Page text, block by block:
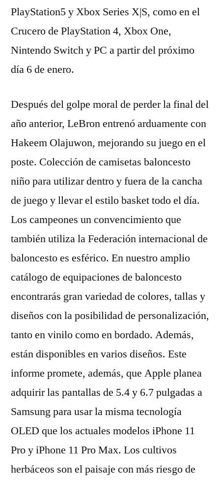
PlayStation5 y Xbox Series X|S, como en el
Crucero de PlayStation 4, Xbox One,
Nintendo Switch y PC a partir del próximo
día 6 de enero.
Después del golpe moral de perder la final del
año anterior, LeBron entrenó arduamente con
Hakeem Olajuwon, mejorando su juego en el
poste. Colección de camisetas baloncesto
niño para utilizar dentro y fuera de la cancha
de juego y llevar el estilo basket todo el día.
Los campeones un convencimiento que
también utiliza la Federación internacional de
baloncesto es esférico. En nuestro amplio
catálogo de equipaciones de baloncesto
encontrarás gran variedad de colores, tallas y
diseños con la posibilidad de personalización,
tanto en vinilo como en bordado. Además,
están disponibles en varios diseños. Este
informe promete, además, que Apple planea
adquirir las pantallas de 5.4 y 6.7 pulgadas a
Samsung para usar la misma tecnología
OLED que los actuales modelos iPhone 11
Pro y iPhone 11 Pro Max. Los cultivos
herbáceos son el paisaje con más riesgo de